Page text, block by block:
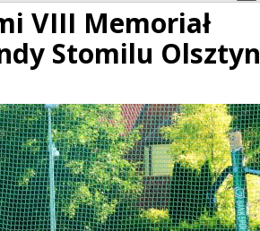
VIII Memoriał
Stomilu Olsztyn